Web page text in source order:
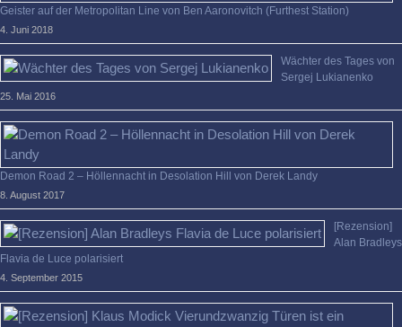
Geister auf der Metropolitan Line von Ben Aaronovitch (Furthest Station)
4. Juni 2018
Wächter des Tages von
Sergej Lukianenko
25. Mai 2016
Demon Road 2 – Höllennacht in Desolation Hill von Derek Landy
8. August 2017
[Rezension]
Alan Bradleys
Flavia de Luce polarisiert
4. September 2015